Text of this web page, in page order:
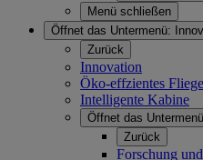
Menü schließen
Öffnet das Untermenü:
Zurück
Innovation
Öko-effzientes
Intelligente Kabine
Öffnet das
Zurück
Forschung